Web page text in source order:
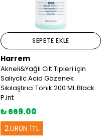
SEPETE EKLE
Harrem
Akneli&Yağlı Cilt Tipleri için
Saliyclic Acid Gözenek
Sıkılaştırıcı Tonik 200 ML Black
P.int
₺ 669.00
2.ÜRÜN 1TL